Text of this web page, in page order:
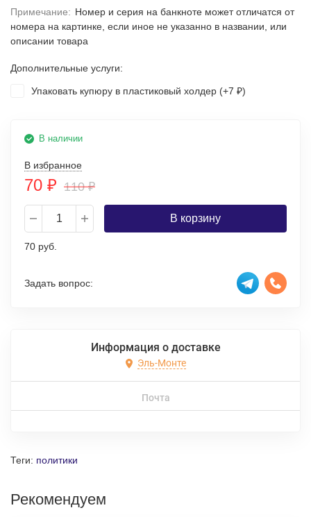
Примечание: Номер и серия на банкноте может отличатся от
номера на картинке, если иное не указанно в названии, или
описании товара
Дополнительные услуги:
Упаковать купюру в пластиковый холдер (+7 ₽)
В наличии
В избранное
70 ₽ 110₽
В корзину
70 руб.
Задать вопрос:
Информация о доставке
Эль-Монте
Почта
Теги: политики
Рекомендуем